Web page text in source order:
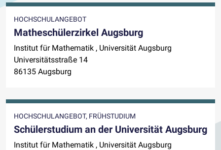
HOCHSCHULANGEBOT
Matheschülerzirkel Augsburg
Institut für Mathematik , Universität Augsburg
Universitätsstraße 14
86135 Augsburg
HOCHSCHULANGEBOT, FRÜHSTUDIUM
Schülerstudium an der Universität Augsburg
Institut für Mathematik , Universität Augsburg